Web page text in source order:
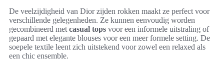
De veelzijdigheid van Dior zijden rokken maakt ze perfect voor
verschillende gelegenheden. Ze kunnen eenvoudig worden
gecombineerd met casual tops voor een informele uitstraling of
gepaard met elegante blouses voor een meer formele setting. De
soepele textile leent zich uitstekend voor zowel een relaxed als
een chic ensemble.